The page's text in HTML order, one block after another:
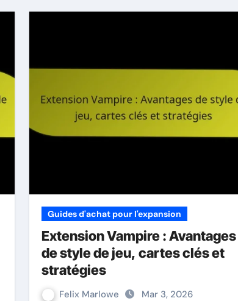
Guides d'achat pour l'expansion
Extension Vampire : Avantages
de style de jeu, cartes clés et
stratégies
Felix Marlowe Mar 3, 2026